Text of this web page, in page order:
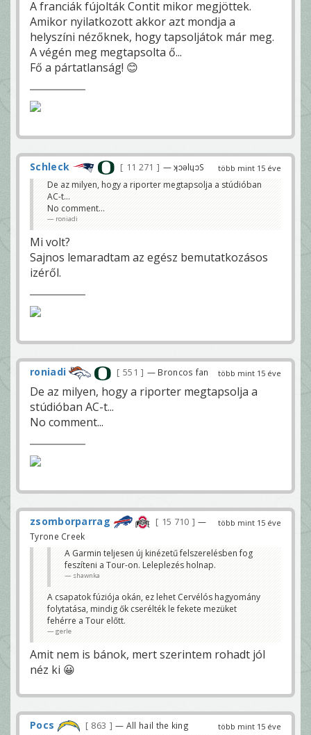
A franciák fújolták Contit mikor megjöttek.
Amikor nyilatkozott akkor azt mondja a
helyszíni nézőknek, hogy tapsoljátok már meg.
A végén meg megtapsolta ő...
Fő a pártatlanság! 😊
több mint 15 éve
Schleck 11 271 — ʞɔǝlɥɔS
De az milyen, hogy a riporter megtapsolja a stúdióban
AC-t...
No comment...
roniadi
Mi volt?
Sajnos lemaradtam az egész bemutatkozásos
izéről.
több mint 15 éve
roniadi 551 — Broncos fan
De az milyen, hogy a riporter megtapsolja a
stúdióban AC-t...
No comment...
több mint 15 éve
zsomborparrag 15 710
—
Tyrone Creek
A Garmin teljesen új kinézetű felszerelésben fog
feszíteni a Tour-on. Leleplezés holnap.
shawnka
A csapatok fúziója okán, ez lehet Cervélós hagyomány
folytatása, mindig ők cserélték le fekete mezüket
fehérre a Tour előtt.
gerle
Amit nem is bánok, mert szerintem rohadt jól
néz ki 😀
több mint 15 éve
Pocs 863 — All hail the king